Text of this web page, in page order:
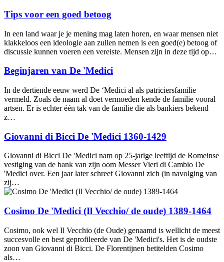
Tips voor een goed betoog
In een land waar je je mening mag laten horen, en waar mensen niet
klakkeloos een ideologie aan zullen nemen is een goed(e) betoog of
discussie kunnen voeren een vereiste. Mensen zijn in deze tijd op…
Beginjaren van De 'Medici
In de dertiende eeuw werd De ‘Medici al als patriciersfamilie
vermeld. Zoals de naam al doet vermoeden kende de familie vooral
artsen. Er is echter één tak van de familie die als bankiers bekend
z…
Giovanni di Bicci De 'Medici 1360-1429
Giovanni di Bicci De 'Medici nam op 25-jarige leeftijd de Romeinse
vestiging van de bank van zijn oom Messer Vieri di Cambio De
'Medici over. Een jaar later schreef Giovanni zich (in navolging van
zij…
Cosimo De 'Medici (Il Vecchio/ de oude) 1389-1464
Cosimo, ook wel Il Vecchio (de Oude) genaamd is wellicht de meest
succesvolle en best geprofileerde van De 'Medici's. Het is de oudste
zoon van Giovanni di Bicci. De Florentijnen betitelden Cosimo
als…